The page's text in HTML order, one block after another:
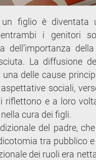
figlio è diventata
entrambi i genitori
dell’importanza
La diffusione
delle cause
sociali,
riflettono e a loro
cura dei figli.
del padre,
tra pubblico
dei ruoli era